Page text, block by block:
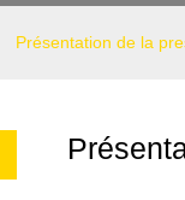
Présentation de la